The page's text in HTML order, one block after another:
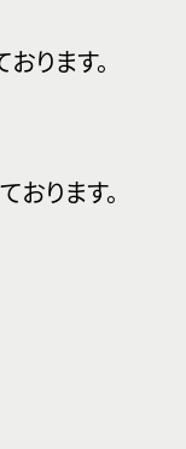
ります。
ります。